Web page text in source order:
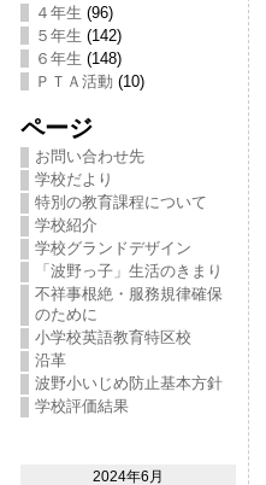
４年生 (96)
５年生 (142)
６年生 (148)
ＰＴＡ活動 (10)
ページ
お問い合わせ先
学校だより
特別の教育課程について
学校紹介
学校グランドデザイン
「波野っ子」生活のきまり
不祥事根絶・服務規律確保
のために
小学校英語教育特区校
沿革
波野小いじめ防止基本方針
学校評価結果
2024年6月